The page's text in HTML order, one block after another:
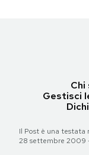
Chi
Gestisci
Il Post è una testata
28 settembre 2009